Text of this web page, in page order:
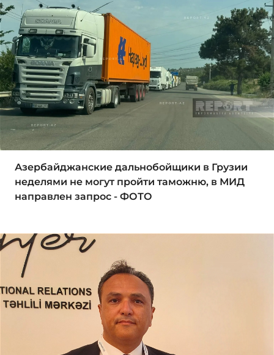
Азербайджанские дальнобойщики в Грузии
неделями не могут пройти таможню, в МИД
направлен запрос - ФОТО